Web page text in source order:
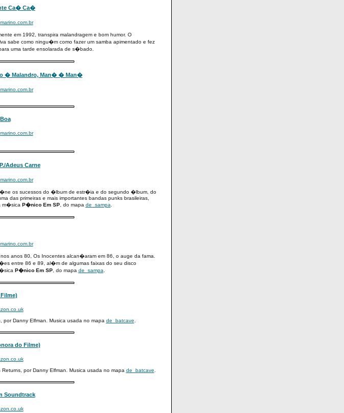
Ca� Ca�
em 1992, transpira malandragem e bom humor. O
sabe como ningu�m como fazer um samba apimentado e fez
uma tarde ensolarada de s�bado.
� Malandro, Man� � Man�
Adeus Carne
os sucessos do �lbum de estr�ia e do segundo �lbum, do
das primeiras e mais importantes bandas punks brasileiras,
m�sica P�nico Em SP, do mapa de_sampa
anos 80, Os Inocentes alcan�aram em 86, o auge da fama.
entre 86 e 89, al�m de algumas faixas do seu disco
P�nico Em SP, do mapa de_sampa
por Danny Elfman. Musica usada no mapa de_batcave
do Filme)
por Danny Elfman. Musica usada no mapa de_batcave
Soundtrack